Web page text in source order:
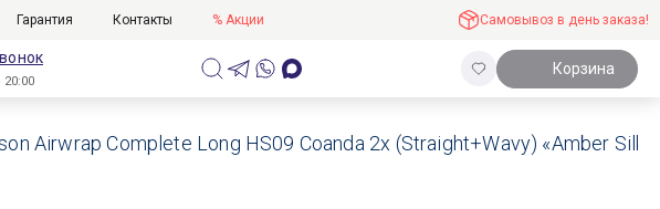
Гарантия Контакты % Акции Самовывоз в день заказа!
Корзина
Airwrap Complete Long HS09 Coanda 2x (Straight+Wavy) «Amber